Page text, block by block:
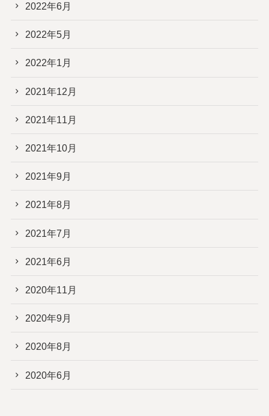
2022年6月
2022年5月
2022年1月
2021年12月
2021年11月
2021年10月
2021年9月
2021年8月
2021年7月
2021年6月
2020年11月
2020年9月
2020年8月
2020年6月